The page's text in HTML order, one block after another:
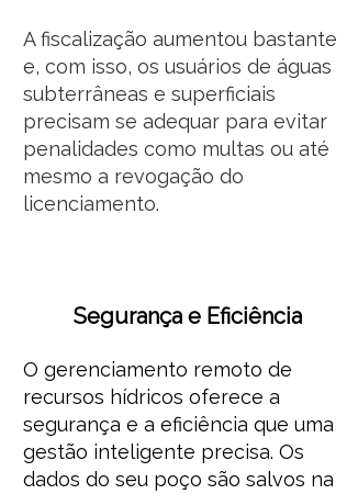
A fiscalização aumentou bastante
e, com isso, os usuários de águas
subterrâneas e superficiais
precisam se adequar para evitar
penalidades como multas ou até
mesmo a revogação do
licenciamento.
Segurança e Eficiência
O gerenciamento remoto de
recursos hídricos oferece a
segurança e a eficiência que uma
gestão inteligente precisa. Os
dados do seu poço são salvos na